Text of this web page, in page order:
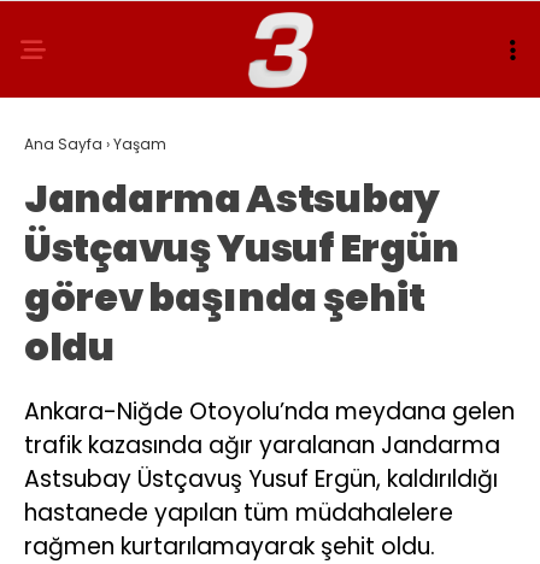
Ana Sayfa ›Yaşam
Jandarma Astsubay
Üstçavuş Yusuf Ergün
görev başında şehit
oldu
Ankara-Niğde Otoyolu’nda meydana gelen
trafik kazasında ağır yaralanan Jandarma
Astsubay Üstçavuş Yusuf Ergün, kaldırıldığı
hastanede yapılan tüm müdahalelere
rağmen kurtarılamayarak şehit oldu.